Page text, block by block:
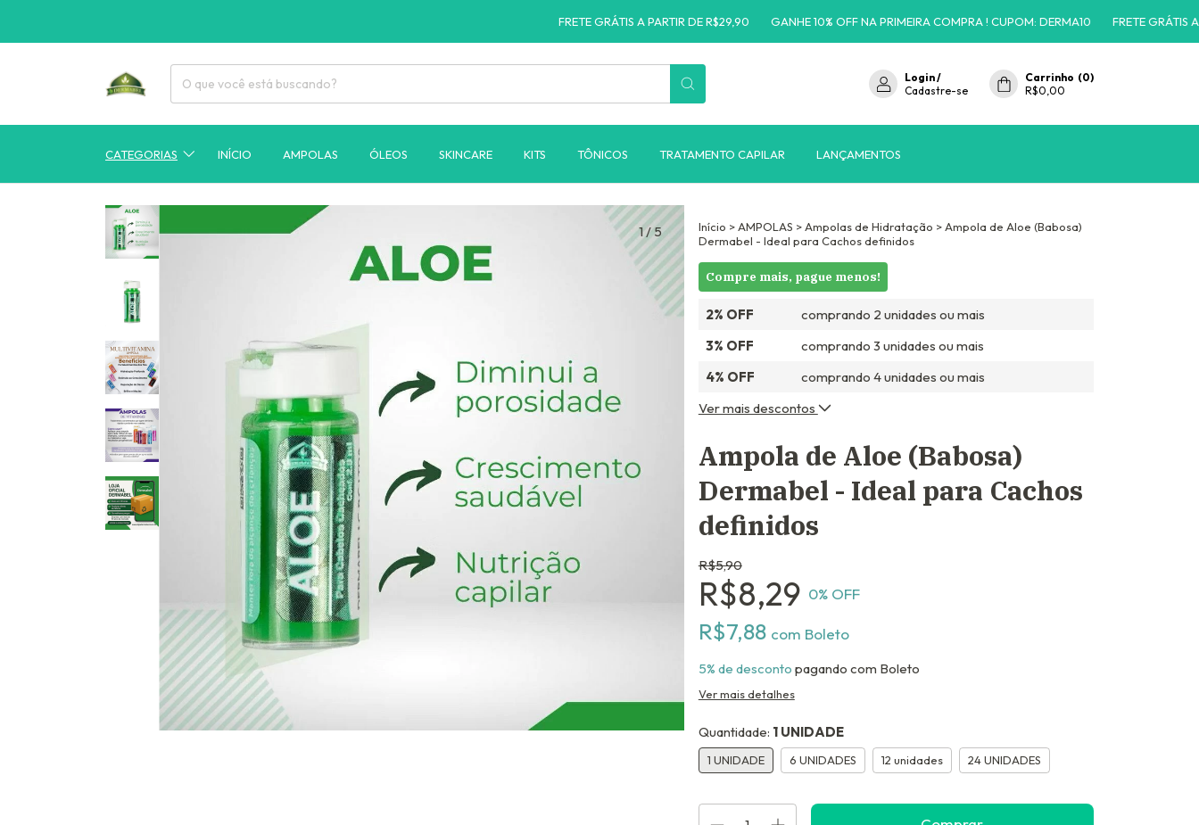
FRETE GRÁTIS A PARTIR DE R$29,90 GANHE 10% OFF NA PRIMEIRA COMPRA ! CUPOM: DERMA10 FRETE GRÁTIS A
Login/
Cadastre-se
Carrinho (0)
R$0,00
CATEGORIAS INÍCIO AMPOLAS ÓLEOS SKINCARE KITS TÔNICOS TRATAMENTO CAPILAR LANÇAMENTOS
1/5 Início > AMPOLAS > Ampolas de Hidratação > Ampola de Aloe (Babosa)
Dermabel - Ideal para Cachos definidos
Compre mais, pague menos!
2% OFF
comprando 2 unidades ou mais
3% OFF
comprando 3 unidades ou mais
4% OFF
comprando 4 unidades ou mais
Ver mais descontos
Ampola de Aloe (Babosa)
Dermabel - Ideal para Cachos
definidos
R$5,90
R$8,29 0% OFF
R$7,88 com Boleto
5% de desconto pagando com Boleto
Ver mais detalhes
Quantidade: 1 UNIDADE
1 UNIDADE 6 UNIDADES 12 unidades 24 UNIDADES